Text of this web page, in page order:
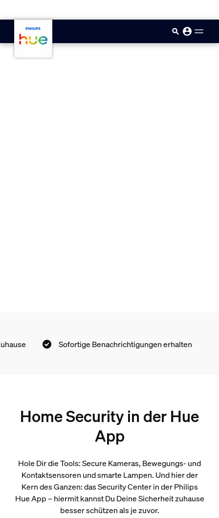
Sofortige Benachrichtigungen erhalten
Home Security in der Hue
App
Hole Dir die Tools: Secure Kameras, Bewegungs- und
Kontaktsensoren und smarte Lampen. Und hier der
Kern des Ganzen: das Security Center in der Philips
Hue App – hiermit kannst Du Deine Sicherheit zuhause
besser schützen als je zuvor.